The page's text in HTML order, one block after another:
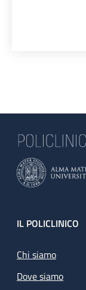
Footer
IL POLICLINICO
Chi siamo
Dove siamo